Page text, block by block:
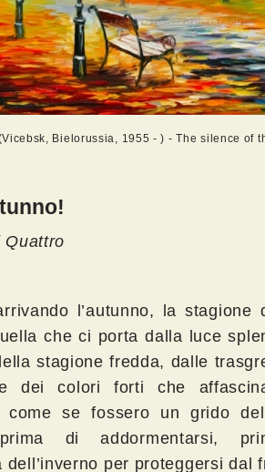
Bielorussia, 1955 - ) - The silence of
Quattro
l’autunno, la stagione
che ci porta dalla luce
stagione fredda, dalle
dei colori forti che
come se fossero un grido
di addormentarsi,
dell’inverno per proteggersi dal